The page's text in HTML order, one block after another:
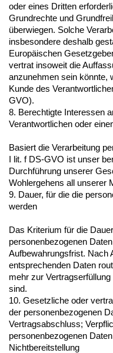
oder eines Dritten
Grundrechte und
überwiegen. Solche
insbesondere deshalb
Europäischen
vertrat insoweit die
anzunehmen sein könnte,
Kunde des
GVO).
8. Berechtigte Interessen
Verantwortlichen oder
Basiert die Verarbeitung
I lit. f DS-GVO ist unser
Durchführung unserer
Wohlergehens all unserer
9. Dauer, für die die
werden
Das Kriterium für die
personenbezogenen
Aufbewahrungsfrist. Nach
entsprechenden Daten
mehr zur
sind.
10. Gesetzliche oder
der personenbezogenen
Vertragsabschluss;
personenbezogenen
Nichtbereitstellung